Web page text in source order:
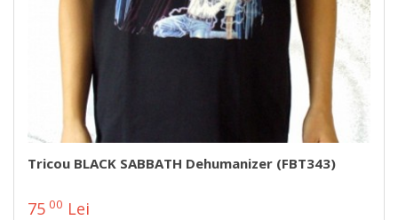
Tricou BLACK SABBATH Dehumanizer (FBT343)
75 00 Lei